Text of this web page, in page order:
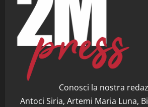
Conosci la nostra
Antoci Siria, Artemi Maria Luna,